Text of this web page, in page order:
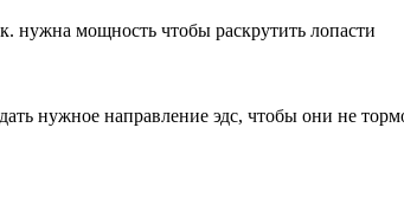
нужна мощность чтобы раскрутить лопасти
нужное направление эдс, чтобы они не